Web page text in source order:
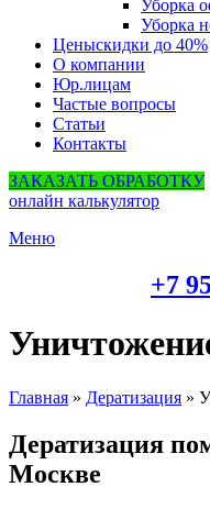
Уборка
Уборка
Ценыскидки до 40%
О компании
Юр.лицам
Частые вопросы
Статьи
Контакты
ЗАКАЗАТЬ ОБРАБОТКУ
онлайн калькулятор
Меню
+7
Главная » Дератизация »
Дератизация
Москве